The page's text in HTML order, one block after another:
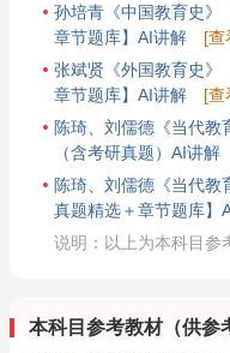
孙培青《中国教育史》
章节题库】AI讲解
[查
张斌贤《外国教育史》
章节题库】AI讲解
[查
陈琦、刘儒德《当代教
（含考研真题）AI讲解
陈琦、刘儒德《当代教
真题精选＋章节题库】
说明：以上为本科目参
本科目参考教材（供参